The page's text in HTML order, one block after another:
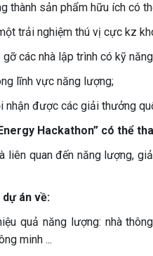
thành sản phẩm hữu ích có
trải nghiệm thú vị cực kz
các nhà lập trình có kỹ
lĩnh vực năng lượng;
nhận được các giải thưởng
Hackathon” có thể
liên quan đến năng lượng,
án về:
quả năng lượng: nhà
minh ...